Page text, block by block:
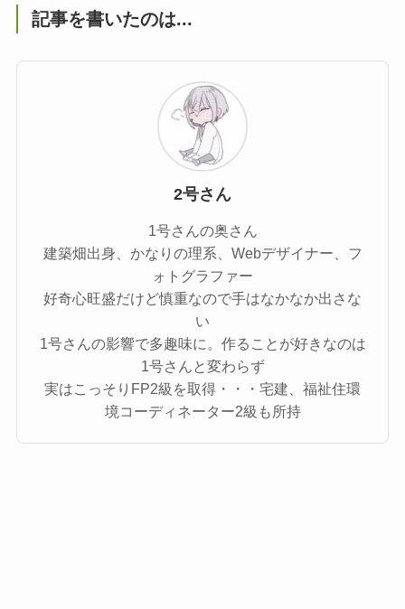
記事を書いたのは...
2号さん
1号さんの奥さん
建築畑出身、かなりの理系、Webデザイナー、フ
ォトグラファー
好奇心旺盛だけど慎重なので手はなかなか出さな
い
1号さんの影響で多趣味に。作ることが好きなのは
1号さんと変わらず
実はこっそりFP2級を取得・・・宅建、福祉住環
境コーディネーター2級も所持